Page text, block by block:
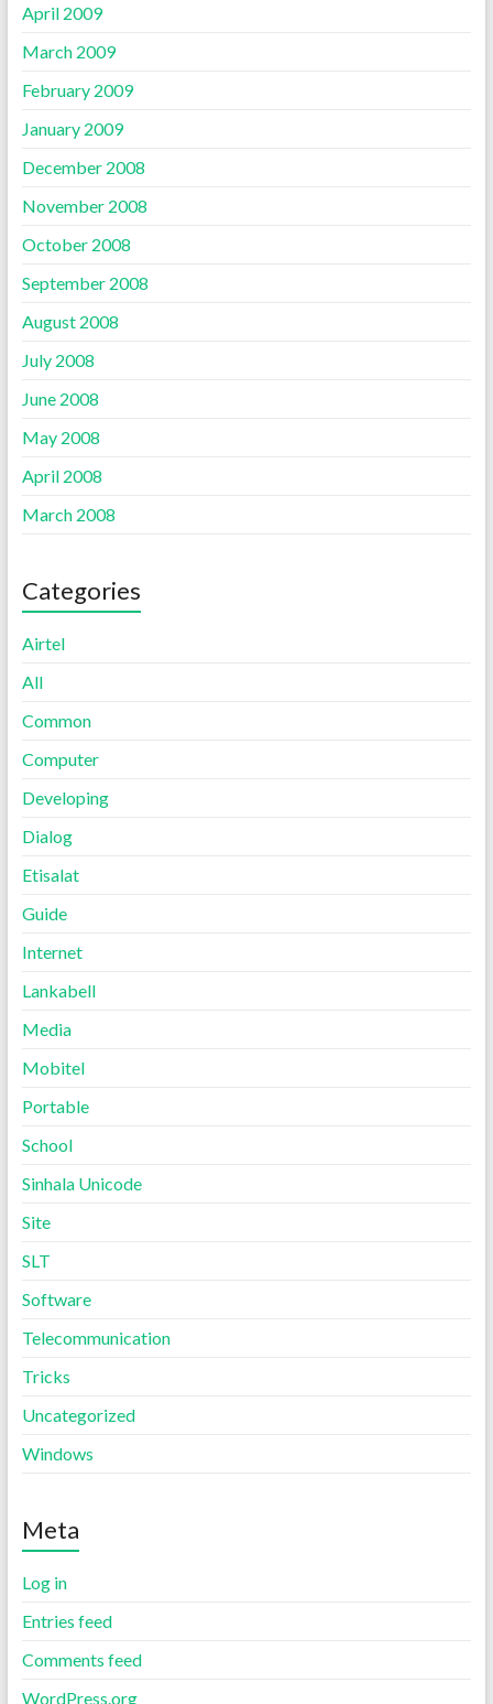
April 2009
March 2009
February 2009
January 2009
December 2008
November 2008
October 2008
September 2008
August 2008
July 2008
June 2008
May 2008
April 2008
March 2008
Categories
Airtel
All
Common
Computer
Developing
Dialog
Etisalat
Guide
Internet
Lankabell
Media
Mobitel
Portable
School
Sinhala Unicode
Site
SLT
Software
Telecommunication
Tricks
Uncategorized
Windows
Meta
Log in
Entries feed
Comments feed
WordPress.org